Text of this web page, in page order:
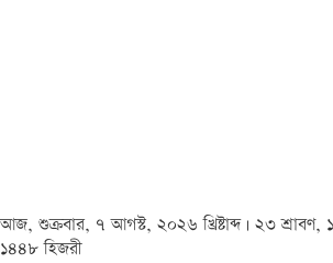
আজ, শুক্রবার, ৭ আগস্ট, ২০২৬ খ্রিষ্টাব্দ | ২৩ শ্রাবণ,
১৪৪৮ হিজরী